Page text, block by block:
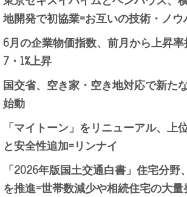
地開発で初協業=お互いの技術・ノ
6月の企業物価指数、前月から上昇
7・1%上昇
国交省、空き家・空き地対応で新た
始動
「マイトーン」をリニューアル、上
と安全性追加=リンナイ
「2026年版国土交通白書」住宅分
を推進=世帯数減少や相続住宅の大